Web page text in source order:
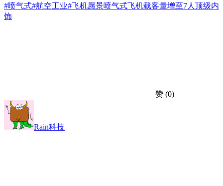
#喷气式#航空工业#飞机愿景喷气式飞机载客量增至7人 顶级内
饰
赞 (0)
Rain科技